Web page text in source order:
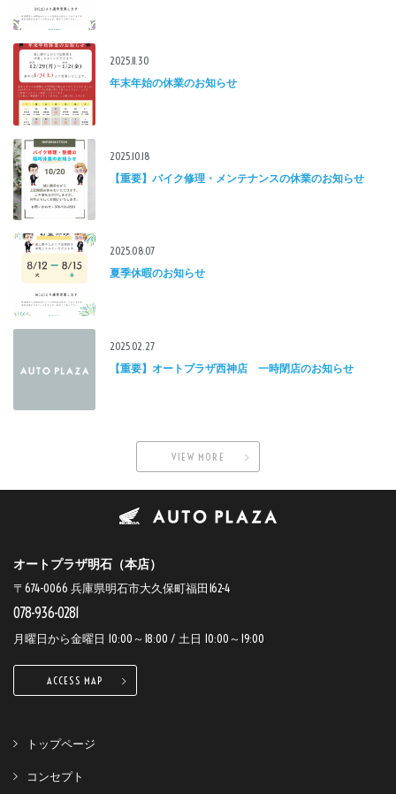
2025.11.30
年末年始の休業のお知らせ
2025.10.18
【重要】バイク修理・メンテナンスの休業のお知らせ
2025.08.07
夏季休暇のお知らせ
2025.02.27
【重要】オートプラザ西神店 一時閉店のお知らせ
VIEW MORE
オートプラザ明石（本店）
〒674-0066 兵庫県明石市大久保町福田162-4
078-936-0281
月曜日から金曜日 10:00～18:00 / 土日 10:00～19:00
ACCESS MAP
トップページ
コンセプト